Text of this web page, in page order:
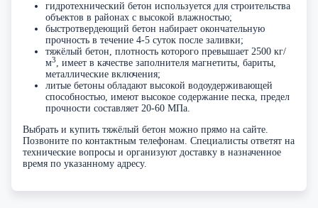
гидротехнический бетон используется для строительства
объектов в районах с высокой влажностью;
быстротвердеющий бетон набирает окончательную
прочность в течение 4-5 суток после заливки;
тяжёлый бетон, плотность которого превышает 2500 кг/
м3, имеет в качестве заполнителя магнетиты, бариты,
металлические включения;
литые бетоны обладают высокой водоудерживающей
способностью, имеют высокое содержание песка, предел
прочности составляет 20-60 МПа.
Выбрать и купить тяжёлый бетон можно прямо на сайте.
Позвоните по контактным телефонам. Специалисты ответят на
технические вопросы и организуют доставку в назначенное
время по указанному адресу.